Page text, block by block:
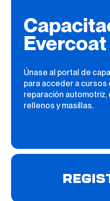
Evercoat
Únase al portal de
para acceder a cursos
reparación automotriz,
rellenos y masillas.